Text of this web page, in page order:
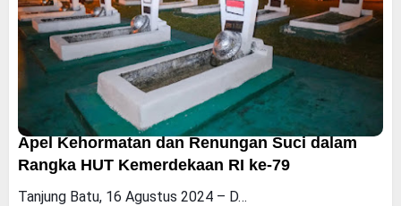
Apel Kehormatan dan Renungan Suci dalam
Rangka HUT Kemerdekaan RI ke-79
Tanjung Batu, 16 Agustus 2024 – D…